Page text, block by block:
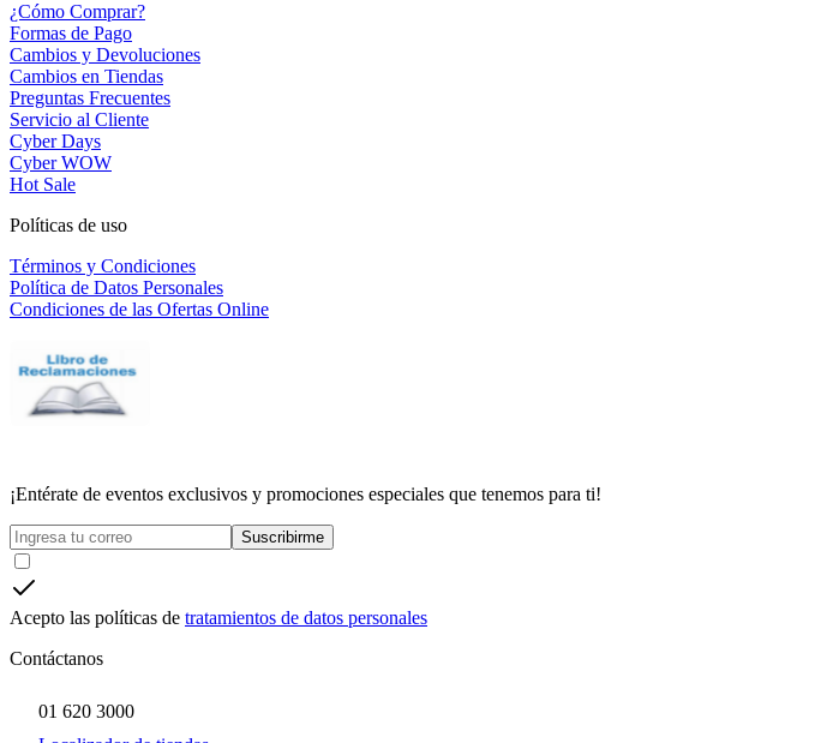
¿Cómo Comprar?
Formas de Pago
Cambios y Devoluciones
Cambios en Tiendas
Preguntas Frecuentes
Servicio al Cliente
Cyber Days
Cyber WOW
Hot Sale
Políticas de uso
Términos y Condiciones
Política de Datos Personales
Condiciones de las Ofertas Online
¡Entérate de eventos exclusivos y promociones especiales que tenemos para ti!
Suscribirme
Acepto las políticas de tratamientos de datos personales
Contáctanos
01 620 3000